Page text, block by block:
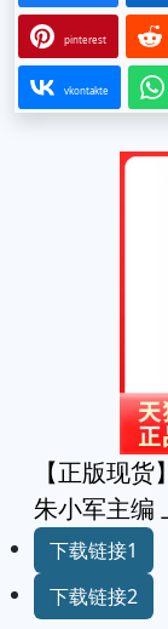
pinterest
vkontakte
【正版现
朱小军主编
下载链接1
下载链接2